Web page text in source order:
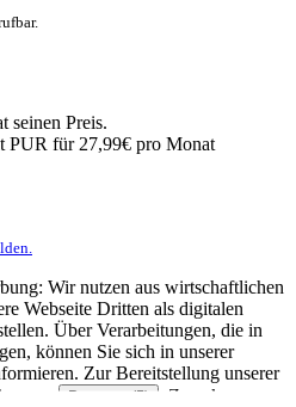
seinen Preis.
PUR für 27,99€ pro Monat
Wir nutzen aus wirtschaftlichen
Webseite Dritten als digitalen
Über Verarbeitungen, die in
können Sie sich in unserer
Zur Bereitstellung unserer
von
Partnern (5)
. Zwecke: